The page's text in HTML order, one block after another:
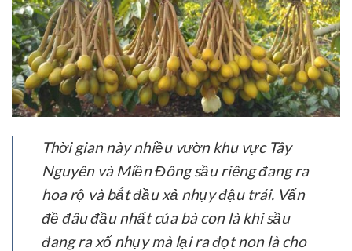
Thời gian này nhiều vườn khu vực Tây
Nguyên và Miền Đông sầu riêng đang ra
hoa rộ và bắt đầu xả nhụy đậu trái. Vấn
đề đâu đầu nhất của bà con là khi sầu
đang ra xổ nhụy mà lại ra đọt non là cho